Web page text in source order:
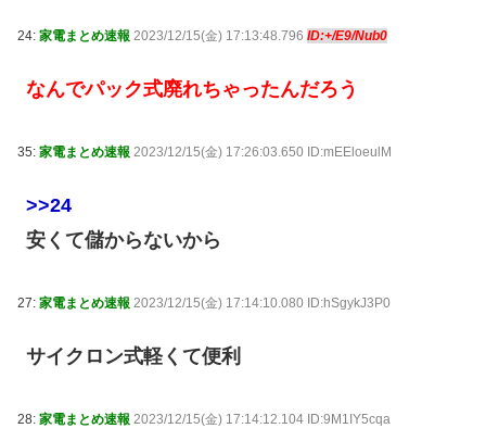
24: 家電まとめ速報 2023/12/15(金) 17:13:48.796 ID:+/E9/Nub0
なんでパック式廃れちゃったんだろう
35: 家電まとめ速報 2023/12/15(金) 17:26:03.650 ID:mEEloeulM
>>24
安くて儲からないから
27: 家電まとめ速報 2023/12/15(金) 17:14:10.080 ID:hSgykJ3P0
サイクロン式軽くて便利
28: 家電まとめ速報 2023/12/15(金) 17:14:12.104 ID:9M1IY5cqa